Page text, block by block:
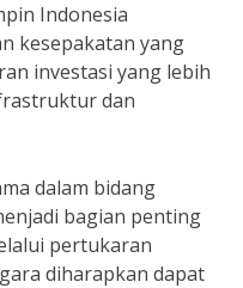
Indonesia
kesepakatan yang
investasi yang lebih
dan
dalam bidang
bagian penting
pertukaran
diharapkan dapat